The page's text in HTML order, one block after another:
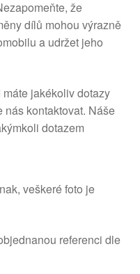
že
dílů mohou výrazně
a udržet jeho
jakékoliv dotazy
kontaktovat. Náše
dotazem
veškeré foto je
referenci dle